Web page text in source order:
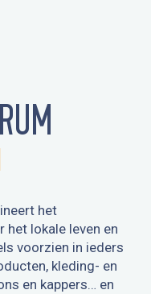
het
lokale leven en
voorzien in ieders
kleding- en
en kappers… en